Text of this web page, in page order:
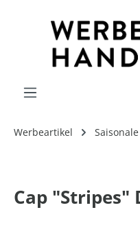
Werbeartikel
Cap "Stripes"